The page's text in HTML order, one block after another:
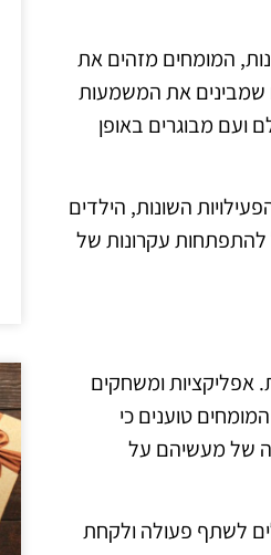
המומחים מזהים את
שמבינים את המשמעות
ועם מבוגרים באופן
השונות, הילדים
עקרונות של
אפליקציות ומשחקים
טוענים כי
של מעשיהם על
לשתף פעולה ולקחת